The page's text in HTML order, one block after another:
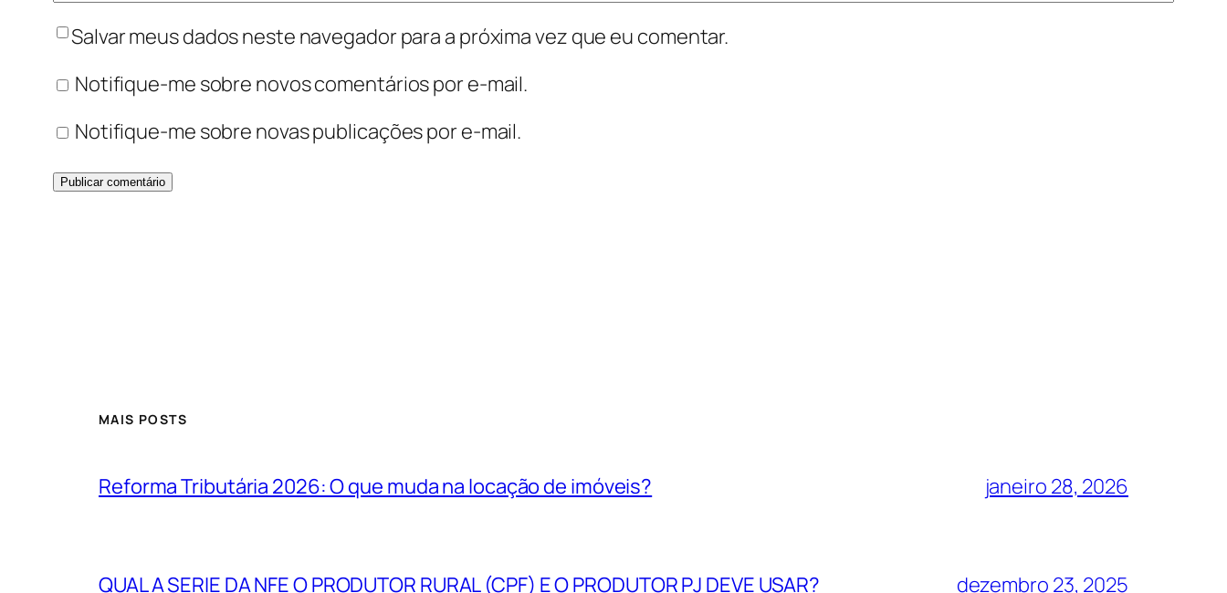
Salvar meus dados neste navegador para a próxima vez que eu comentar.
Notifique-me sobre novos comentários por e-mail.
Notifique-me sobre novas publicações por e-mail.
MAIS POSTS
Reforma Tributária 2026: O que muda na locação de imóveis? janeiro 28, 2026
QUAL A SERIE DA NFE O PRODUTOR RURAL (CPF) E O PRODUTOR PJ DEVE USAR? dezembro 23, 2025